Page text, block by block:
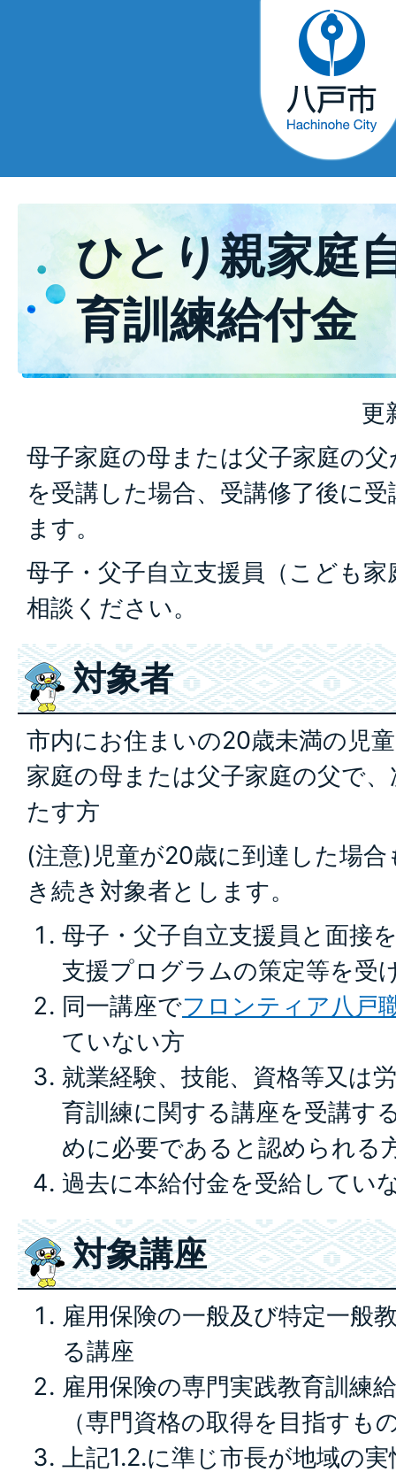
ひとり親家庭
育訓練給付金
更
母子家庭の母または父子家庭の
を受講した場合、受講修了後に
ます。
母子・父子自立支援員（こども
相談ください。
対象者
市内にお住まいの20歳未満の児
家庭の母または父子家庭の父で
たす方
(注意)児童が20歳に到達した場
き続き対象者とします。
母子・父子自立支援員と面接
支援プログラムの策定等を受
同一講座でフロンティア八戸
ていない方
就業経験、技能、資格等又は
育訓練に関する講座を受講す
めに必要であると認められる
過去に本給付金を受給してい
対象講座
雇用保険の一般及び特定一般
る講座
雇用保険の専門実践教育訓練
（専門資格の取得を目指すも
上記1.2.に準じ市長が地域の